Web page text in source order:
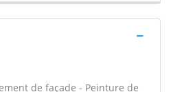
de façade - Peinture de